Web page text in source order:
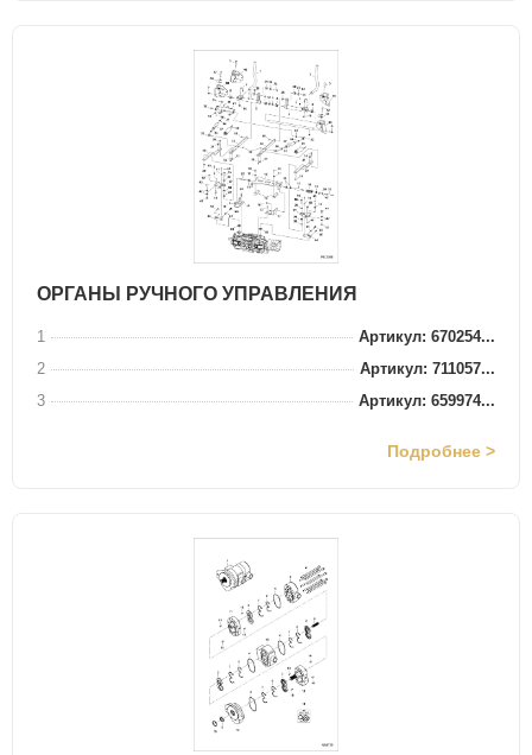
ОРГАНЫ РУЧНОГО УПРАВЛЕНИЯ
1
Артикул: 670254...
2
Артикул: 711057...
3
Артикул: 659974...
Подробнее >